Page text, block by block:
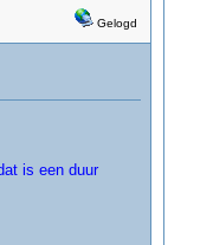
Gelogd
is een duur